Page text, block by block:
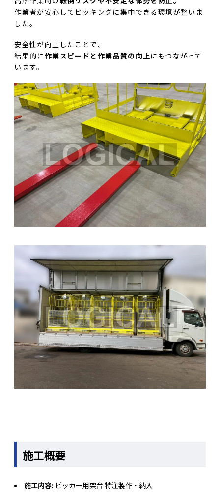
作業者が安心してピッキングに集中できる環境が整いま
した。
安全性が向上したことで、
結果的に作業スピードと作業品質の向上にもつながって
います。
施工概要
施工内容: ピッカー用架台 特注製作・納入